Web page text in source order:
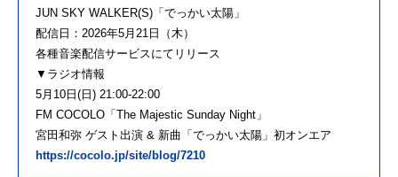
JUN SKY WALKER(S)「でっかい太陽」
配信日：2026年5月21日（木）
各種音楽配信サービスにてリリース
▼ラジオ情報
5月10日(日) 21:00-22:00
FM COCOLO「The Majestic Sunday Night」
宮田和弥 ゲスト出演 & 新曲「でっかい太陽」初オンエア
https://cocolo.jp/site/blog/7210